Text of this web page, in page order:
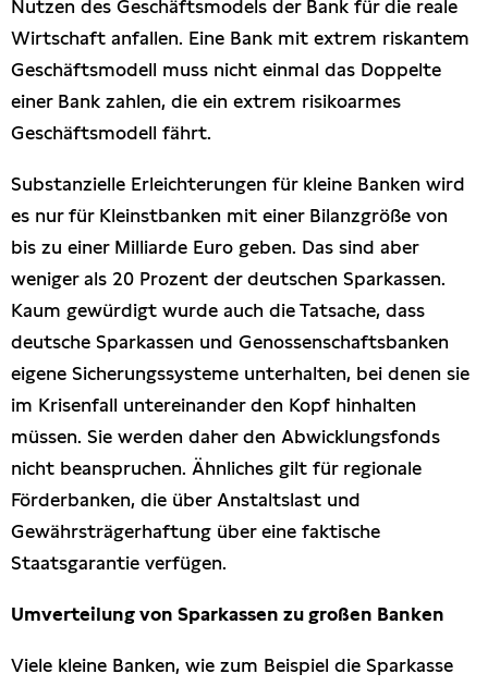
Nutzen des Geschäftsmodels der Bank für die reale
Wirtschaft anfallen. Eine Bank mit extrem riskantem
Geschäftsmodell muss nicht einmal das Doppelte
einer Bank zahlen, die ein extrem risikoarmes
Geschäftsmodell fährt.
Substanzielle Erleichterungen für kleine Banken wird
es nur für Kleinstbanken mit einer Bilanzgröße von
bis zu einer Milliarde Euro geben. Das sind aber
weniger als 20 Prozent der deutschen Sparkassen.
Kaum gewürdigt wurde auch die Tatsache, dass
deutsche Sparkassen und Genossenschaftsbanken
eigene Sicherungssysteme unterhalten, bei denen sie
im Krisenfall untereinander den Kopf hinhalten
müssen. Sie werden daher den Abwicklungsfonds
nicht beanspruchen. Ähnliches gilt für regionale
Förderbanken, die über Anstaltslast und
Gewährsträgerhaftung über eine faktische
Staatsgarantie verfügen.
Umverteilung von Sparkassen zu großen Banken
Viele kleine Banken, wie zum Beispiel die Sparkasse